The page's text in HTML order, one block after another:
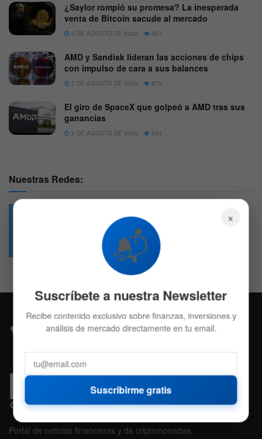
¿Saylor rompió su promesa? La inesperada
venta de Bitcoin sacude al mercado
3 DE AGOSTO DE 2026 587
AMD y Sandisk lideran las acciones de chips
con impulso de cara a sus balances
2 DE AGOSTO DE 2026 675
El giro de SpaceX que golpeó a AMD tras sus
ganancias
5 DE AGOSTO DE 2026 584
Nuestras Redes:
4.7k
Followers
Portal de noticias financieras y de criptomonedas.
×
📬
Suscríbete a nuestra Newsletter
Recibe contenido exclusivo sobre finanzas, inversiones y
análisis de mercado directamente en tu email.
Suscribirme gratis